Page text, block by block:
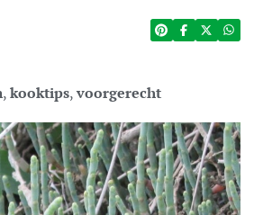
,kooktips,voorgerecht